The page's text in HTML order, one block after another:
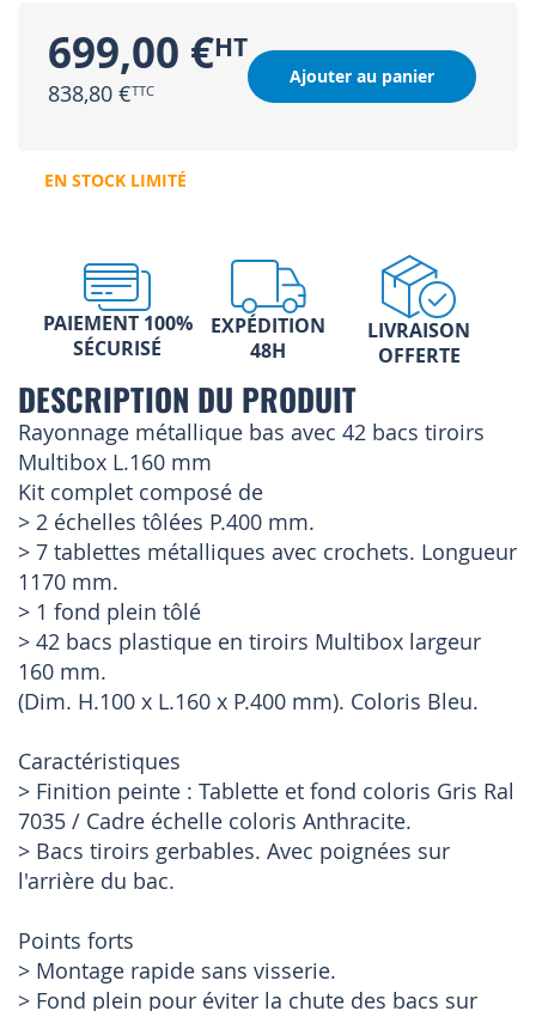
699,00 €
838,80 €
Ajouter au panier
EN STOCK LIMITÉ
PAIEMENT 100%
SÉCURISÉ
EXPÉDITION
48H
LIVRAISON
OFFERTE
DESCRIPTION DU PRODUIT
Rayonnage métallique bas avec 42 bacs tiroirs
Multibox L.160 mm
Kit complet composé de
> 2 échelles tôlées P.400 mm.
> 7 tablettes métalliques avec crochets. Longueur
1170 mm.
> 1 fond plein tôlé
> 42 bacs plastique en tiroirs Multibox largeur
160 mm.
(Dim. H.100 x L.160 x P.400 mm). Coloris Bleu.
Caractéristiques
> Finition peinte : Tablette et fond coloris Gris Ral
7035 / Cadre échelle coloris Anthracite.
> Bacs tiroirs gerbables. Avec poignées sur
l'arrière du bac.
Points forts
> Montage rapide sans visserie.
> Fond plein pour éviter la chute des bacs sur